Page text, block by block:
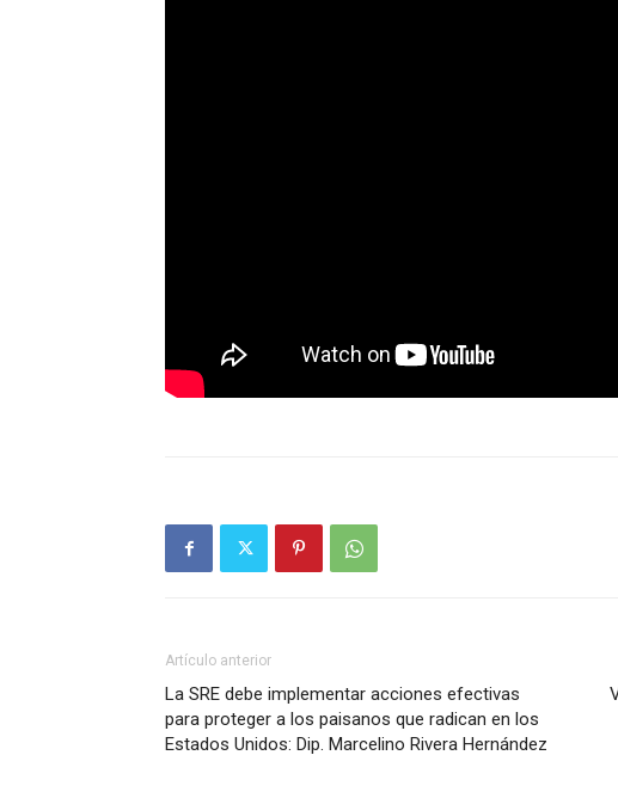
Artículo anterior
La SRE debe implementar acciones efectivas
para proteger a los paisanos que radican en los
Estados Unidos: Dip. Marcelino Rivera Hernández